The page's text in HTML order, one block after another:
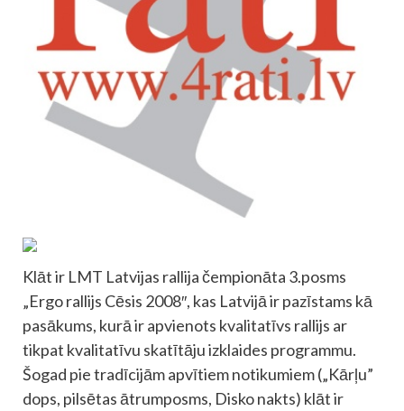
Klāt ir LMT Latvijas rallija čempionāta 3.posms
„Ergo rallijs Cēsis 2008″, kas Latvijā ir pazīstams kā
pasākums, kurā ir apvienots kvalitatīvs rallijs ar
tikpat kvalitatīvu skatītāju izklaides programmu.
Šogad pie tradīcijām apvītiem notikumiem („Kārļu”
dops, pilsētas ātrumposms, Disko nakts) klāt ir